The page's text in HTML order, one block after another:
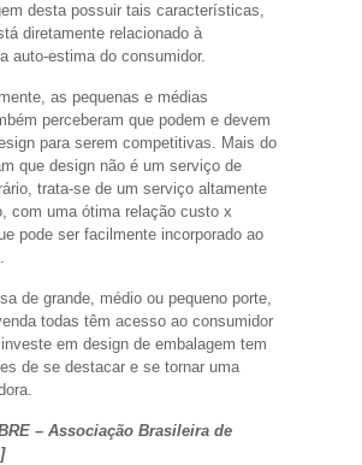
desta possuir tais características,
diretamente relacionado à
auto-estima do consumidor.
as pequenas e médias
perceberam que podem e devem
para serem competitivas. Mais do
que design não é um serviço de
trata-se de um serviço altamente
com uma ótima relação custo x
pode ser facilmente incorporado ao
de grande, médio ou pequeno porte,
todas têm acesso ao consumidor
em design de embalagem tem
de se destacar e se tornar uma
– Associação Brasileira de